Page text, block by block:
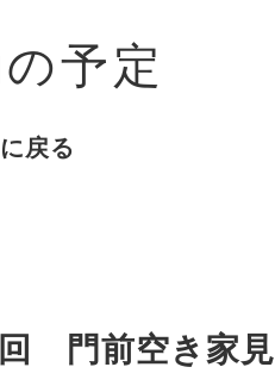
予定
戻る
門前空き家見